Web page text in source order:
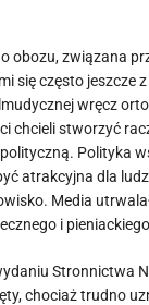
obozu, związana
się często jeszcze
wręcz
chcieli stworzyć
Polityka
atrakcyjna dla
Media
i
Stronnictwa
chociaż trudno